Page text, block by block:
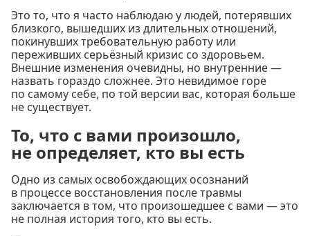
Это то, что я часто наблюдаю у людей, потерявших
близкого, вышедших из длительных отношений,
покинувших требовательную работу или
переживших серьёзный кризис со здоровьем.
Внешние изменения очевидны, но внутренние —
назвать гораздо сложнее. Это невидимое горе
по самому себе, по той версии вас, которая больше
не существует.
То, что с вами произошло,
не определяет, кто вы есть
Одно из самых освобождающих осознаний
в процессе восстановления после травмы
заключается в том, что произошедшее с вами — это
не полная история того, кто вы есть.